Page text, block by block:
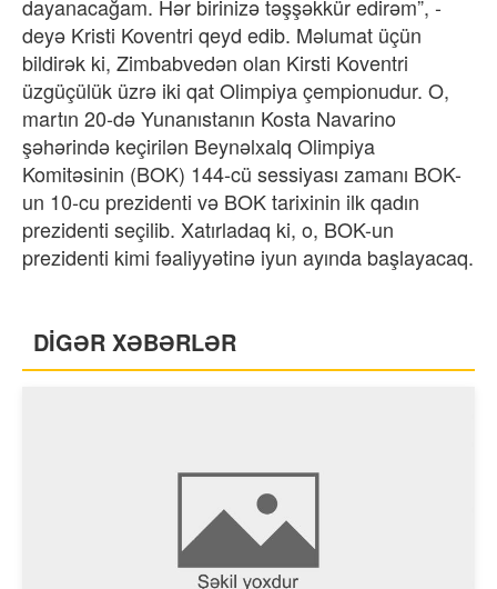
dayanacağam. Hər birinizə təşşəkkür edirəm”, -
deyə Kristi Koventri qeyd edib. Məlumat üçün
bildirək ki, Zimbabvedən olan Kirsti Koventri
üzgüçülük üzrə iki qat Olimpiya çempionudur. O,
martın 20-də Yunanıstanın Kosta Navarino
şəhərində keçirilən Beynəlxalq Olimpiya
Komitəsinin (BOK) 144-cü sessiyası zamanı BOK-
un 10-cu prezidenti və BOK tarixinin ilk qadın
prezidenti seçilib. Xatırladaq ki, o, BOK-un
prezidenti kimi fəaliyyətinə iyun ayında başlayacaq.
DİGƏR XƏBƏRLƏR